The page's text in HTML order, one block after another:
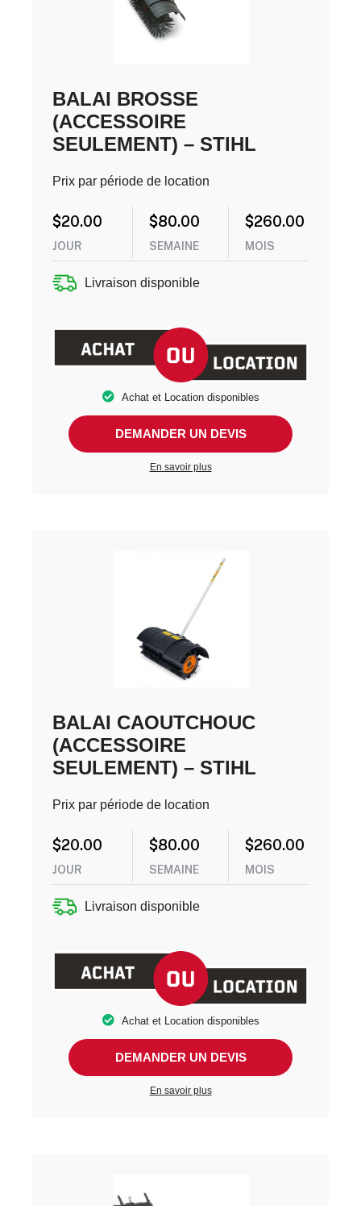
BALAI BROSSE
(ACCESSOIRE
SEULEMENT) – STIHL
Prix par période de location
$20.00
JOUR
$80.00
SEMAINE
$260.00
MOIS
Livraison disponible
Achat et Location disponibles
DEMANDER UN DEVIS
En savoir plus
BALAI CAOUTCHOUC
(ACCESSOIRE
SEULEMENT) – STIHL
Prix par période de location
$20.00
JOUR
$80.00
SEMAINE
$260.00
MOIS
Livraison disponible
Achat et Location disponibles
DEMANDER UN DEVIS
En savoir plus